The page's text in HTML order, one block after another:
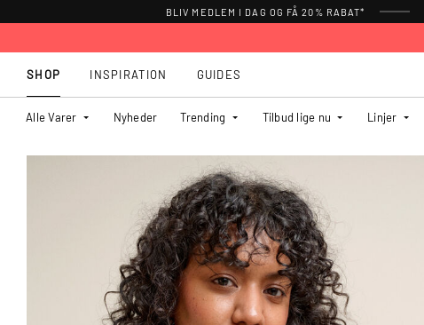
BLIV MEDLEM I DAG OG FÅ 20% RABAT*
SHOP
Alle Varer Nyheder Trending Tilbud lige nu Linjer
INSPIRATION GUIDES